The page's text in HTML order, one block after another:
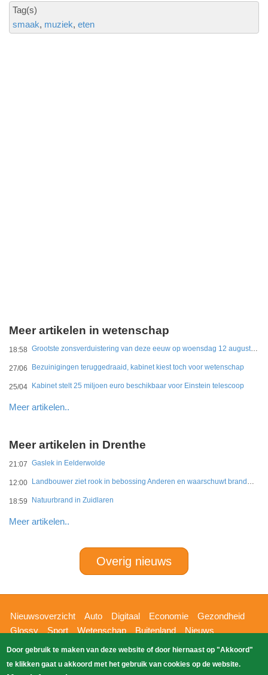
Tag(s)
smaak muziek eten
Meer artikelen in wetenschap
18:58 Grootste zonsverduistering van deze eeuw op woensdag 12 augustus te zien
27/06 Bezuinigingen teruggedraaid, kabinet kiest toch voor wetenschap
25/04 Kabinet stelt 25 miljoen euro beschikbaar voor Einstein telescoop
Meer artikelen..
Meer artikelen in Drenthe
21:07 Gaslek in Eelderwolde
12:00 Landbouwer ziet rook in bebossing Anderen en waarschuwt brandweer
18:59 Natuurbrand in Zuidlaren
Meer artikelen..
Overig nieuws
Hoofdnavigatie
Nieuwsoverzicht Auto Digitaal Economie
Gezondheid
Glossy
Sport Wetenschap Buitenland
Nieuws
Bizzpress
Blik op 112 Provincies
Weekoverzicht
Zoeken
Copyright Blik Op Nieuws 2026gehost
Door gebruik te maken van deze website of door hiernaast op "Akkoord"
te klikken gaat u akkoord met het gebruik van cookies op de website.